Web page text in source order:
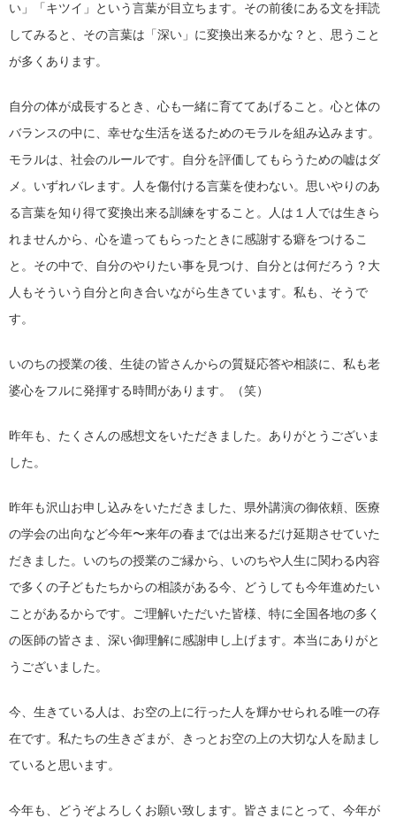
い」「キツイ」という言葉が目立ちます。その前後にある文を拝読
してみると、その言葉は「深い」に変換出来るかな？と、思うこと
が多くあります。
自分の体が成長するとき、心も一緒に育ててあげること。心と体の
バランスの中に、幸せな生活を送るためのモラルを組み込みます。
モラルは、社会のルールです。自分を評価してもらうための嘘はダ
メ。いずれバレます。人を傷付ける言葉を使わない。思いやりのあ
る言葉を知り得て変換出来る訓練をすること。人は１人では生きら
れませんから、心を遣ってもらったときに感謝する癖をつけるこ
と。その中で、自分のやりたい事を見つけ、自分とは何だろう？大
人もそういう自分と向き合いながら生きています。私も、そうで
す。
いのちの授業の後、生徒の皆さんからの質疑応答や相談に、私も老
婆心をフルに発揮する時間があります。（笑）
昨年も、たくさんの感想文をいただきました。ありがとうございま
した。
昨年も沢山お申し込みをいただきました、県外講演の御依頼、医療
の学会の出向など今年〜来年の春までは出来るだけ延期させていた
だきました。いのちの授業のご縁から、いのちや人生に関わる内容
で多くの子どもたちからの相談がある今、どうしても今年進めたい
ことがあるからです。ご理解いただいた皆様、特に全国各地の多く
の医師の皆さま、深い御理解に感謝申し上げます。本当にありがと
うございました。
今、生きている人は、お空の上に行った人を輝かせられる唯一の存
在です。私たちの生きざまが、きっとお空の上の大切な人を励まし
ていると思います。
今年も、どうぞよろしくお願い致します。皆さまにとって、今年が